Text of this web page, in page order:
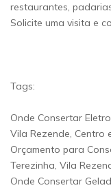
restaurantes,
Solicite uma visita e
Tags:
Onde Consertar
Vila Rezende, Centro
Orçamento para
Terezinha, Vila
Onde Consertar